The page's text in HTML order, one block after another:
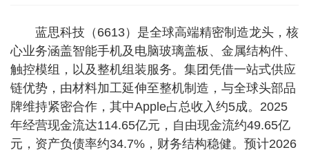
蓝思科技（6613）是全球高端精密制造龙头，核
心业务涵盖智能手机及电脑玻璃盖板、金属结构件、
触控模组，以及整机组装服务。集团凭借一站式供应
链优势，由材料加工延伸至整机制造，与全球头部品
牌维持紧密合作，其中Apple占总收入约5成。2025
年经营现金流达114.65亿元，自由现金流约49.65亿
元，资产负债率约34.7%，财务结构稳健。预计2026